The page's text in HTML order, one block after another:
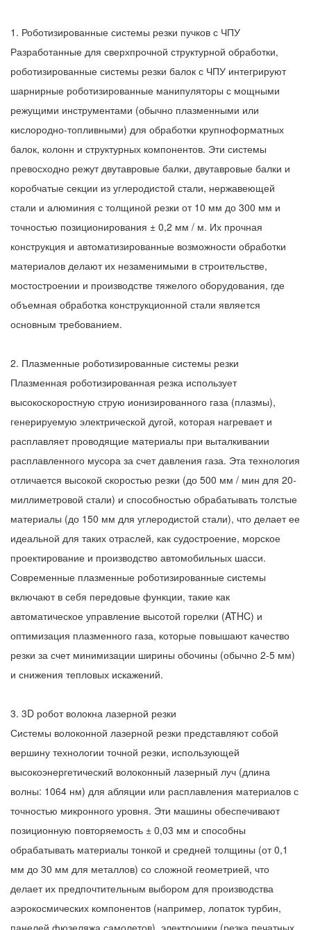
1. Роботизированные системы резки пучков с ЧПУ
Разработанные для сверхпрочной структурной обработки,
роботизированные системы резки балок с ЧПУ интегрируют
шарнирные роботизированные манипуляторы с мощными
режущими инструментами (обычно плазменными или
кислородно-топливными) для обработки крупноформатных
балок, колонн и структурных компонентов. Эти системы
превосходно режут двутавровые балки, двутавровые балки и
коробчатые секции из углеродистой стали, нержавеющей
стали и алюминия с толщиной резки от 10 мм до 300 мм и
точностью позиционирования ± 0,2 мм / м. Их прочная
конструкция и автоматизированные возможности обработки
материалов делают их незаменимыми в строительстве,
мостостроении и производстве тяжелого оборудования, где
объемная обработка конструкционной стали является
основным требованием.
2. Плазменные роботизированные системы резки
Плазменная роботизированная резка использует
высокоскоростную струю ионизированного газа (плазмы),
генерируемую электрической дугой, которая нагревает и
расплавляет проводящие материалы при выталкивании
расплавленного мусора за счет давления газа. Эта технология
отличается высокой скоростью резки (до 500 мм / мин для 20-
миллиметровой стали) и способностью обрабатывать толстые
материалы (до 150 мм для углеродистой стали), что делает ее
идеальной для таких отраслей, как судостроение, морское
проектирование и производство автомобильных шасси.
Современные плазменные роботизированные системы
включают в себя передовые функции, такие как
автоматическое управление высотой горелки (ATHC) и
оптимизация плазменного газа, которые повышают качество
резки за счет минимизации ширины обочины (обычно 2-5 мм)
и снижения тепловых искажений.
3. 3D робот волокна лазерной резки
Системы волоконной лазерной резки представляют собой
вершину технологии точной резки, использующей
высокоэнергетический волоконный лазерный луч (длина
волны: 1064 нм) для абляции или расплавления материалов с
точностью микронного уровня. Эти машины обеспечивают
позиционную повторяемость ± 0,03 мм и способны
обрабатывать материалы тонкой и средней толщины (от 0,1
мм до 30 мм для металлов) со сложной геометрией, что
делает их предпочтительным выбором для производства
аэрокосмических компонентов (например, лопаток турбин,